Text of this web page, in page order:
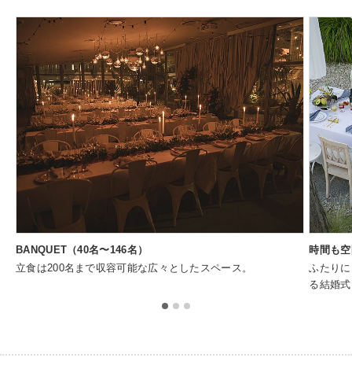
BANQUET（40名〜146名）
立食は200名まで収容可能な広々としたスペース。
時間も
ふたり
る結婚